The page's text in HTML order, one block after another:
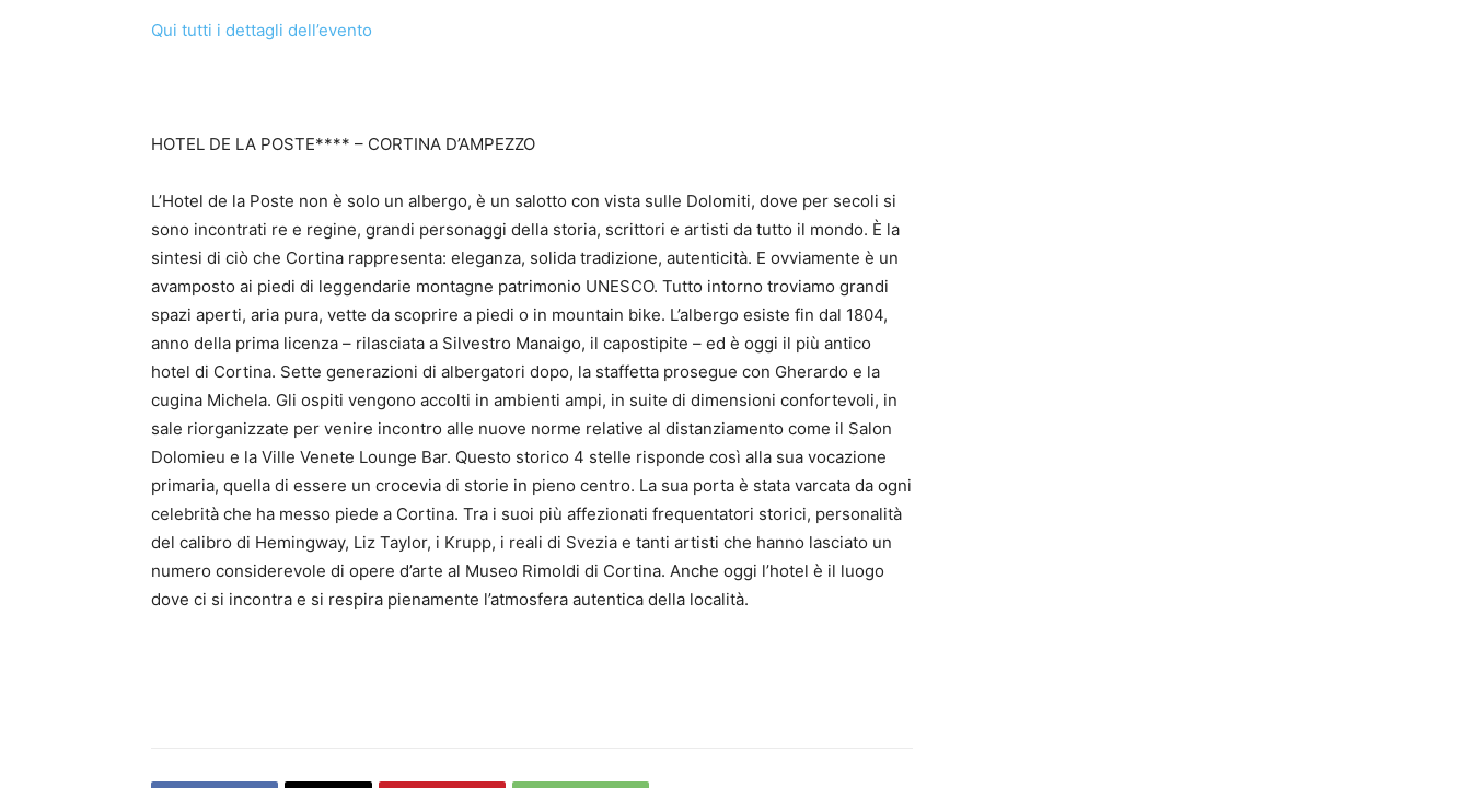
Qui tutti i dettagli dell’evento
HOTEL DE LA POSTE**** – CORTINA D’AMPEZZO
L’Hotel de la Poste non è solo un albergo, è un salotto con vista sulle Dolomiti, dove per secoli si
sono incontrati re e regine, grandi personaggi della storia, scrittori e artisti da tutto il mondo. È la
sintesi di ciò che Cortina rappresenta: eleganza, solida tradizione, autenticità. E ovviamente è un
avamposto ai piedi di leggendarie montagne patrimonio UNESCO. Tutto intorno troviamo grandi
spazi aperti, aria pura, vette da scoprire a piedi o in mountain bike. L’albergo esiste fin dal 1804,
anno della prima licenza – rilasciata a Silvestro Manaigo, il capostipite – ed è oggi il più antico
hotel di Cortina. Sette generazioni di albergatori dopo, la staffetta prosegue con Gherardo e la
cugina Michela. Gli ospiti vengono accolti in ambienti ampi, in suite di dimensioni confortevoli, in
sale riorganizzate per venire incontro alle nuove norme relative al distanziamento come il Salon
Dolomieu e la Ville Venete Lounge Bar. Questo storico 4 stelle risponde così alla sua vocazione
primaria, quella di essere un crocevia di storie in pieno centro. La sua porta è stata varcata da ogni
celebrità che ha messo piede a Cortina. Tra i suoi più affezionati frequentatori storici, personalità
del calibro di Hemingway, Liz Taylor, i Krupp, i reali di Svezia e tanti artisti che hanno lasciato un
numero considerevole di opere d’arte al Museo Rimoldi di Cortina. Anche oggi l’hotel è il luogo
dove ci si incontra e si respira pienamente l’atmosfera autentica della località.